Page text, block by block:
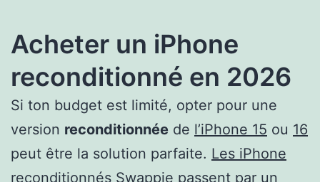
Acheter un iPhone
reconditionné en 2026
Si ton budget est limité, opter pour une
version reconditionnée de l’iPhone 15 ou 16
peut être la solution parfaite. Les iPhone
reconditionnés Swappie passent par un